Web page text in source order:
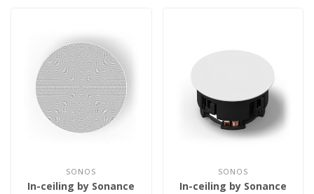
SONOS
In-ceiling by Sonance
SONOS
In-ceiling by Sonance